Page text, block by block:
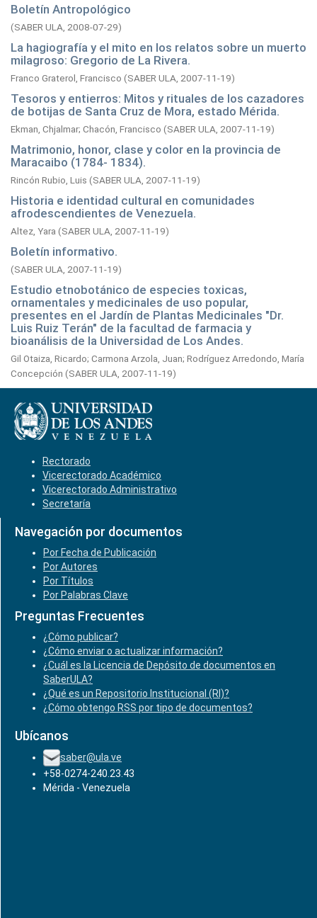
Boletín Antropológico
(SABER ULA, 2008-07-29)
La hagiografía y el mito en los relatos sobre un muerto
milagroso: Gregorio de La Rivera.
Franco Graterol, Francisco (SABER ULA, 2007-11-19)
Tesoros y entierros: Mitos y rituales de los cazadores
de botijas de Santa Cruz de Mora, estado Mérida.
Ekman, Chjalmar; Chacón, Francisco (SABER ULA, 2007-11-19)
Matrimonio, honor, clase y color en la provincia de
Maracaibo (1784- 1834).
Rincón Rubio, Luis (SABER ULA, 2007-11-19)
Historia e identidad cultural en comunidades
afrodescendientes de Venezuela.
Altez, Yara (SABER ULA, 2007-11-19)
Boletín informativo.
(SABER ULA, 2007-11-19)
Estudio etnobotánico de especies toxicas,
ornamentales y medicinales de uso popular,
presentes en el Jardín de Plantas Medicinales "Dr.
Luis Ruiz Terán" de la facultad de farmacia y
bioanálisis de la Universidad de Los Andes.
Gil Otaiza, Ricardo; Carmona Arzola, Juan; Rodríguez Arredondo, María
Concepción (SABER ULA, 2007-11-19)
Rectorado
Vicerectorado Académico
Vicerectorado Administrativo
Secretaría
Navegación por documentos
Por Fecha de Publicación
Por Autores
Por Títulos
Por Palabras Clave
Preguntas Frecuentes
¿Cómo publicar?
¿Cómo enviar o actualizar información?
¿Cuál es la Licencia de Depósito de documentos en
SaberULA?
¿Qué es un Repositorio Institucional (RI)?
¿Cómo obtengo RSS por tipo de documentos?
Ubícanos
saber@ula.ve
+58-0274-240.23.43
Mérida - Venezuela